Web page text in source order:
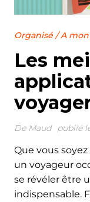
Organisé /A
Les
De Maud publié
Que vous
un voyageur
se révéler être
indispensable.